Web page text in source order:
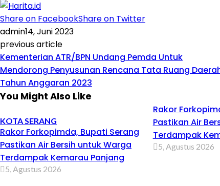
Share on FacebookShare on Twitter
admin14, Juni 2023
previous article
Kementerian ATR/BPN Undang Pemda Untuk
Mendorong Penyusunan Rencana Tata Ruang
Tahun Anggaran 2023
You Might Also Like
KOTA SERANG
Rakor Forkopimda, Bupati Serang
Pastikan Air Bersih untuk Warga
Terdampak Kemarau Panjang
5, Agustus 2026
Rakor
Pastikan Air
Terdampak
5, Agustus 2026